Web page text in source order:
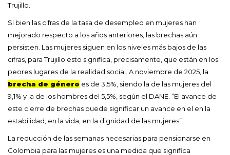
Trujillo.
Si bien las cifras de la tasa de desempleo en mujeres han
mejorado respecto a los años anteriores, las brechas aún
persisten. Las mujeres siguen en los niveles más bajos de las
cifras, para Trujillo esto significa, precisamente, que están en los
peores lugares de la realidad social. A noviembre de 2025, la
brecha de género es de 3,5%, siendo la de las mujeres del
9,1% y la de los hombres del 5,5%, según el DANE. “El avance de
este cierre de brechas puede significar un avance en el en la
estabilidad, en la vida, en la dignidad de las mujeres”.
La reducción de las semanas necesarias para pensionarse en
Colombia para las mujeres es una medida que significa